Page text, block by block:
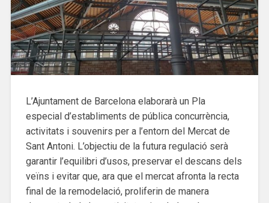
L’Ajuntament de Barcelona elaborarà un Pla
especial d’establiments de pública concurrència,
activitats i souvenirs per a l’entorn del Mercat de
Sant Antoni. L’objectiu de la futura regulació serà
garantir l’equilibri d’usos, preservar el descans dels
veïns i evitar que, ara que el mercat afronta la recta
final de la remodelació, proliferin de manera